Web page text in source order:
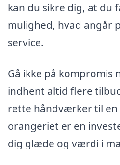
kan du sikre dig, at du
mulighed, hvad angår
service.
Gå ikke på kompromis
indhent altid flere
rette håndværker til
orangeriet er en
dig glæde og værdi i